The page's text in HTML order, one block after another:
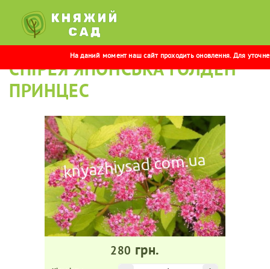
На даний момент наш сайт проходить оновлення. Для
СПІРЕЯ ЯПОНСЬКА ГОЛДЕН
ПРИНЦЕС
280 грн.